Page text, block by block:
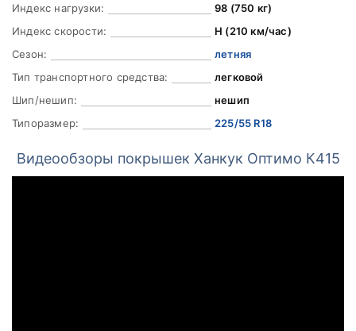
Индекс нагрузки:
98 (750 кг)
Индекс скорости:
H (210 км/час)
Сезон:
летняя
Тип транспортного средства:
легковой
Шип/нешип:
нешип
Типоразмер:
225/55 R18
Видеообзоры покрышек Ханкук Оптимо К415